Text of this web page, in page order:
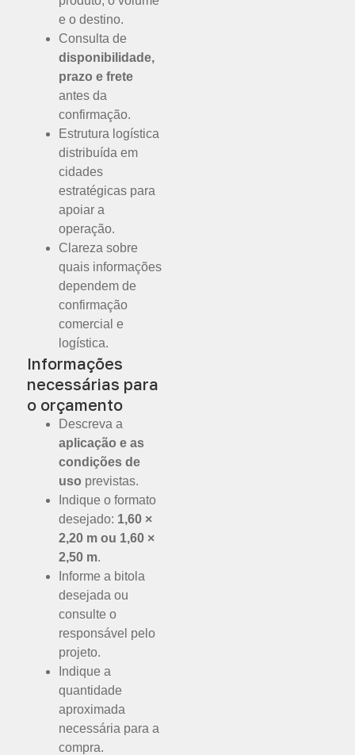
e o destino.
Consulta de
disponibilidade,
prazo e frete
antes da
confirmação.
Estrutura logística
distribuída em
cidades
estratégicas para
apoiar a
operação.
Clareza sobre
quais informações
dependem de
confirmação
comercial e
logística.
Informações
necessárias para
o orçamento
Descreva a
aplicação e as
condições de
uso previstas.
Indique o formato
desejado: 1,60 ×
2,20 m ou 1,60 ×
2,50 m.
Informe a bitola
desejada ou
consulte o
responsável pelo
projeto.
Indique a
quantidade
aproximada
necessária para a
compra.